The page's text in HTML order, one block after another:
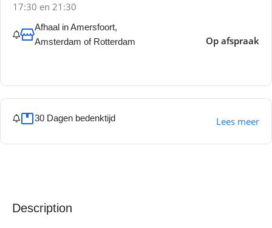
17:30 en 21:30
Afhaal in Amersfoort,
Amsterdam of Rotterdam
Op afspraak
30 Dagen bedenktijd Lees meer
Description